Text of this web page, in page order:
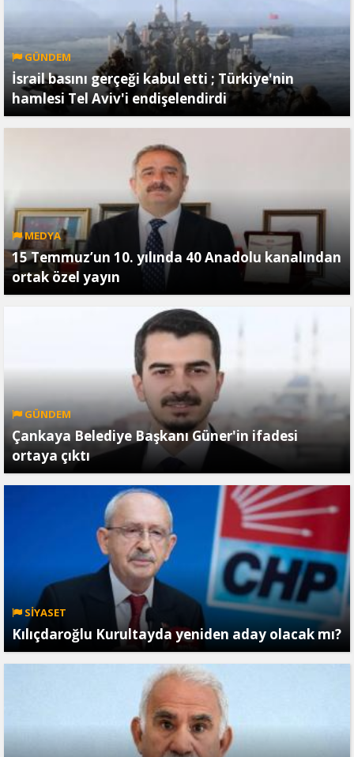
GÜNDEM
İsrail basını gerçeği kabul etti ; Türkiye'nin
hamlesi Tel Aviv'i endişelendirdi
MEDYA
15 Temmuz’un 10. yılında 40 Anadolu kanalından
ortak özel yayın
GÜNDEM
Çankaya Belediye Başkanı Güner'in ifadesi
ortaya çıktı
SİYASET
Kılıçdaroğlu Kurultayda yeniden aday olacak mı?